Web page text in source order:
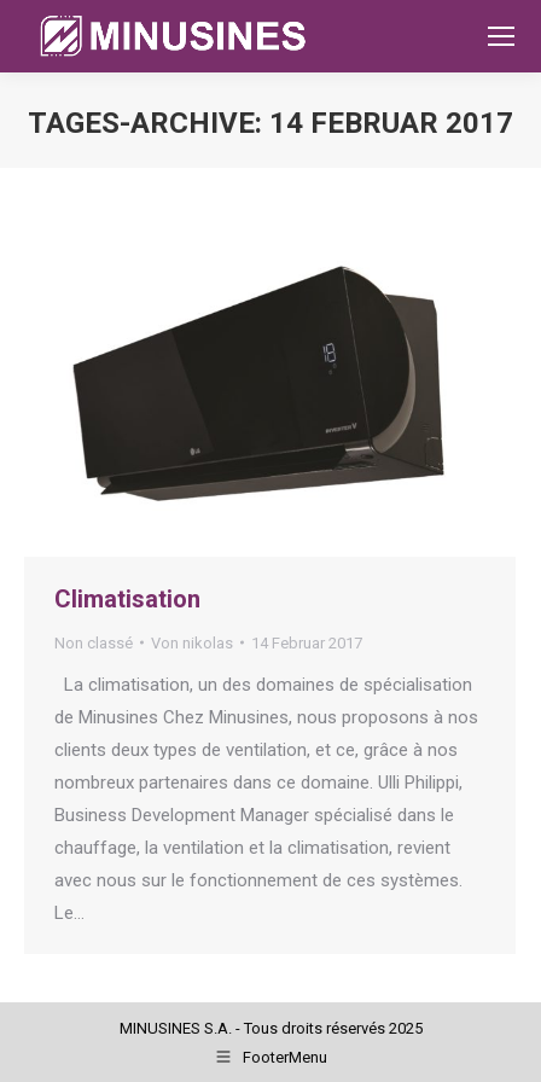
TAGES-ARCHIVE: 14 FEBRUAR 2017
Climatisation
Non classé Von nikolas 14 Februar 2017
La climatisation, un des domaines de spécialisation
de Minusines Chez Minusines, nous proposons à nos
clients deux types de ventilation, et ce, grâce à nos
nombreux partenaires dans ce domaine. Ulli Philippi,
Business Development Manager spécialisé dans le
chauffage, la ventilation et la climatisation, revient
avec nous sur le fonctionnement de ces systèmes.
Le…
MINUSINES S.A. - Tous droits réservés 2025
FooterMenu